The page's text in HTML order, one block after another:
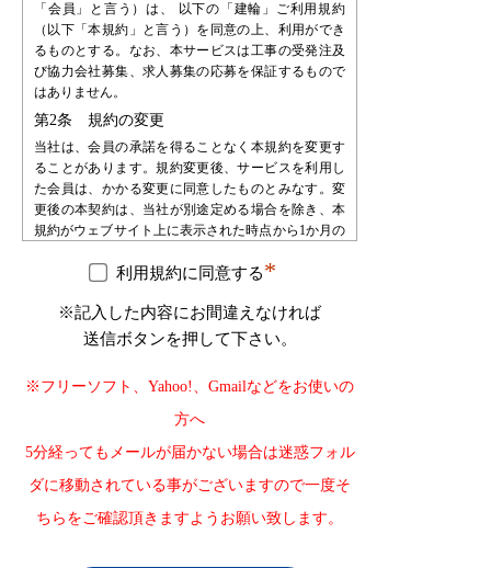
「会員」と言う）は、 以下の「建輪」ご利用規約
（以下「本規約」と言う）を同意の上、利用ができ
るものとする。なお、本サービスは工事の受発注及
び協力会社募集、求人募集の応募を保証するもので
はありません。
第2条 規約の変更
当社は、会員の承諾を得ることなく本規約を変更す
ることがあります。規約変更後、サービスを利用し
た会員は、かかる変更に同意したものとみなす。変
更後の本契約は、当社が別途定める場合を除き、本
規約がウェブサイト上に表示された時点から1か月の
の責任において、確認するものとします。会員は、
立てることはできないものとします。
第3条 会員登録
り申し込みを行うものとします。会員登録の申込み
を受け、必要な審査・手続等を経た後で会員として
承認します。会員は、登録の時点で本規約の内容を
承諾したものとみなします。
第4条 会員登録の不承認
当社は登録審査の結果、登録申込をした自然人・法
人・団体・組織等が以下の何れかに該当することが
利用規約に同意する*
※記入した内容にお間違えなければ
送信ボタンを押して下さい。
※フリーソフト、Yahoo!、Gmailなどをお使いの
方へ
5分経ってもメールが届かない場合は迷惑フォル
ダに移動されている事がございますので一度そ
ちらをご確認頂きますようお願い致します。